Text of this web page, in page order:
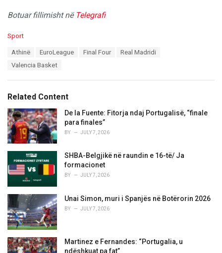
Botuar fillimisht në Telegrafi
C
i
e
s
:
Sport
Athinë EuroLeague Final Four
Real Madridi
Valencia Basket
Related Content
De la Fuente: Fitorja ndaj Portugalisë, “finale
para finales”
BY JULY 7, 2026
SHBA-Belgjikë në raundin e 16-të/ Ja
formacionet
BY JULY 7, 2026
Unai Simon, muri i Spanjës në Botërorin 2026
BY JULY 7, 2026
Martinez e Fernandes: “Portugalia, u
ndëshkuat pa fat”